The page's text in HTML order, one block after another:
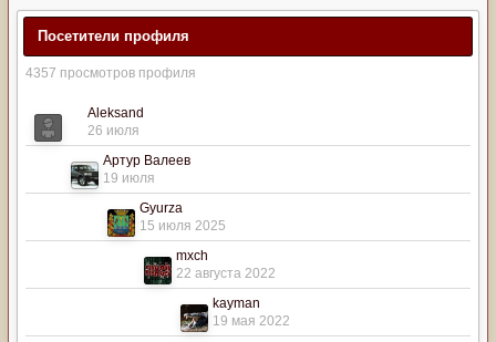
Посетители профиля
4357 просмотров профиля
Aleksand
26 июля
Артур Валеев
19 июля
Gyurza
15 июля 2025
mxch
22 августа 2022
kayman
19 мая 2022